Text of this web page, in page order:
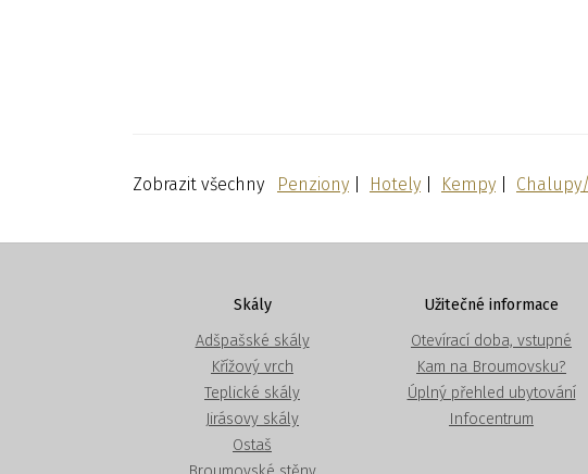
Zobrazit všechny Penziony Hotely Kempy
Skály
Adšpašské skály
Křížový vrch
Teplické skály
Jirásovy skály
Ostaš
Užitečné informace
Otevírací doba, vstupné
Kam na Broumovsku?
Úplný přehled ubytování
Infocentrum